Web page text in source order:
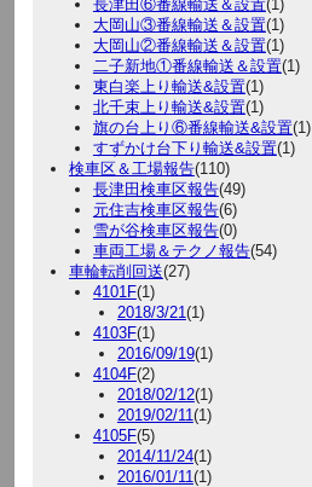
長津田⑥番線輸送＆設置(1)
大岡山③番線輸送＆設置(1)
大岡山②番線輸送＆設置(1)
二子新地①番線輸送＆設置(1)
東白楽上り輸送&設置(1)
北千束上り輸送&設置(1)
旗の台上り⑥番線輸送&設置(1)
すずかけ台下り輸送&設置(1)
検車区＆工場報告(110)
長津田検車区報告(49)
元住吉検車区報告(6)
雪が谷検車区報告(0)
車両工場＆テクノ報告(54)
車輪転削回送(27)
4101F(1)
2018/3/21 (1)
4103F(1)
2016/09/19(1)
4104F(2)
2018/02/12(1)
2019/02/11 (1)
4105F(5)
2014/11/24(1)
2016/01/11 (1)